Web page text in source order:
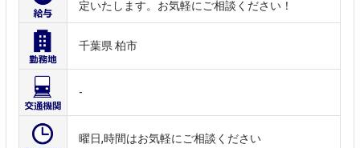
定いたします。お気軽にご相談ください！
千葉県 柏市
-
曜日,時間はお気軽にご相談ください